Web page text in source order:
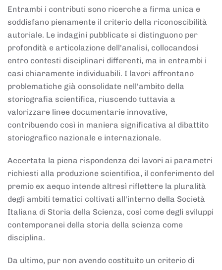
Entrambi i contributi sono ricerche a firma unica e
soddisfano pienamente il criterio della riconoscibilità
autoriale. Le indagini pubblicate si distinguono per
profondità e articolazione dell'analisi, collocandosi
entro contesti disciplinari differenti, ma in entrambi i
casi chiaramente individuabili. I lavori affrontano
problematiche già consolidate nell'ambito della
storiografia scientifica, riuscendo tuttavia a
valorizzare linee documentarie innovative,
contribuendo così in maniera significativa al dibattito
storiografico nazionale e internazionale.
Accertata la piena rispondenza dei lavori ai parametri
richiesti alla produzione scientifica, il conferimento del
premio ex aequo intende altresì riflettere la pluralità
degli ambiti tematici coltivati all'interno della Società
Italiana di Storia della Scienza, così come degli sviluppi
contemporanei della storia della scienza come
disciplina.
Da ultimo, pur non avendo costituito un criterio di